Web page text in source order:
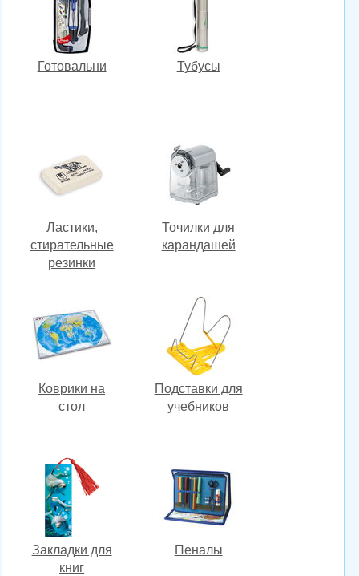
Готовальни Тубусы
Ластики,
стирательные
резинки
Точилки для
карандашей
Коврики на
стол
Подставки для
учебников
Закладки для
книг
Пеналы